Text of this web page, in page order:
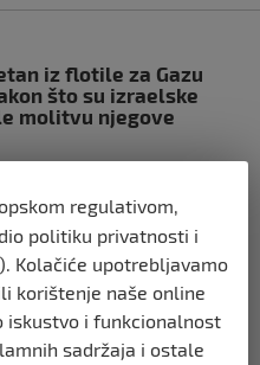
iz flotile za Gazu
što su izraelske
molitvu njegove
izraelsku blokadu
– kapetan iz Sarajeva
regulativom,
politiku privatnosti i
Kolačiće upotrebljavamo
korištenje naše online
iskustvo i funkcionalnost
sadržaja i ostale